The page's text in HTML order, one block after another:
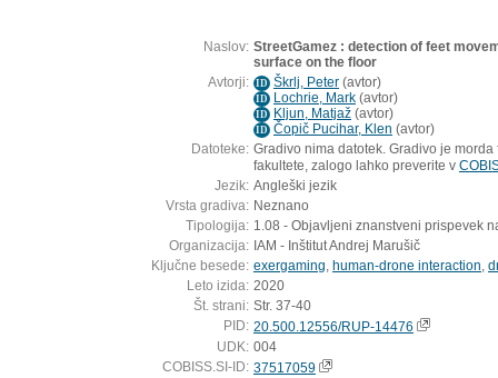
Naslov: StreetGamez : detection of feet
surface on the floor
Avtorji: ID Škrlj, Peter (avtor)
ID Lochrie, Mark (avtor)
ID Kljun, Matjaž (avtor)
ID Čopič Pucihar, Klen (avtor)
Datoteke: Gradivo nima datotek. Gradivo je
fakultete, zalogo lahko preverite v
Jezik: Angleški jezik
Vrsta gradiva: Neznano
Tipologija: 1.08 - Objavljeni znanstveni prispevek
Organizacija: IAM - Inštitut Andrej Marušič
Ključne besede: exergaming human-drone interaction
Leto izida: 2020
Št. strani: Str. 37-40
PID: 20.500.12556/RUP-14476
UDK: 004
COBISS.SI-ID: 37517059